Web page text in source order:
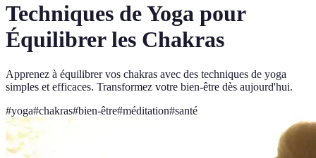
Techniques de Yoga pour
Équilibrer les Chakras
Apprenez à équilibrer vos chakras avec des techniques de yoga
simples et efficaces. Transformez votre bien-être dès aujourd'hui.
#yoga#chakras#bien-être#méditation#santé